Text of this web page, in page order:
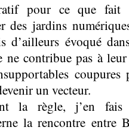
pour ce que fait
des jardins
d’ailleurs évoqué
ne contribue pas à
un vecteur.
la règle, j’en fais
la rencontre entre